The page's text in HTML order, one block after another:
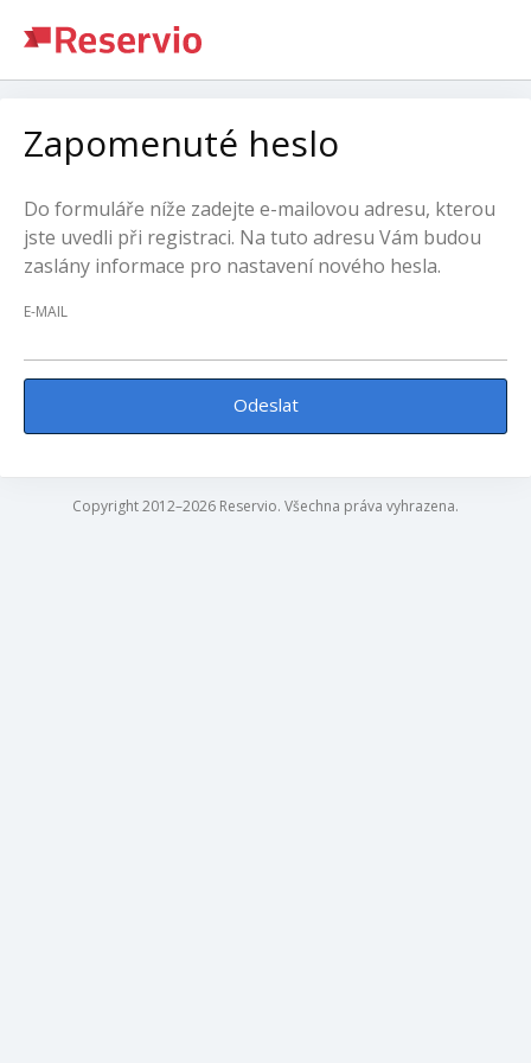
Zapomenuté heslo
Do formuláře níže zadejte e-mailovou adresu, kterou
jste uvedli při registraci. Na tuto adresu Vám budou
zaslány informace pro nastavení nového hesla.
E-MAIL
Odeslat
Copyright 2012–2026 Reservio. Všechna práva vyhrazena.